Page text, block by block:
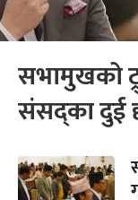
सभामुखको
संसद्का दुई